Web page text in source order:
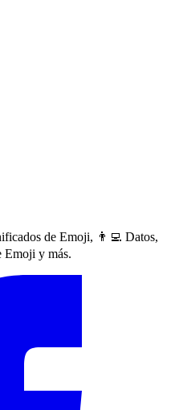
de Emoji, 👨‍💻 Datos,
Emoji y más.